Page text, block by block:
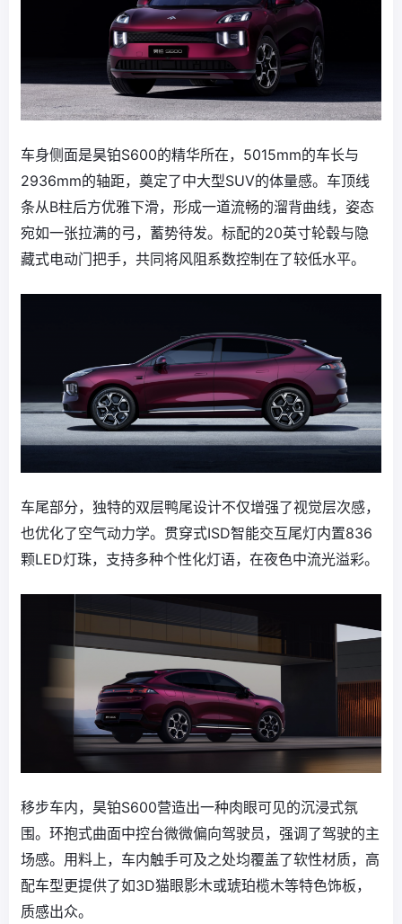
车身侧面是昊铂S600的精华所在，5015mm的车长‌与
2936mm的轴距‌，奠定了中大型SUV的体量感。车顶线
条从B柱后方优雅下滑，形成一道流畅的溜背曲线，姿态
宛如一张拉满的弓，蓄势待发。标配的20英寸轮毂与隐
藏式电动门把手，共同将风阻系数控制在了较低水平。
车尾部分，独特的双层鸭尾设计不仅增强了视觉层次感，
也优化了空气动力学。贯穿式ISD智能交互尾灯内置836
颗LED灯珠，支持多种个性化灯语，在夜色中流光溢彩。
移步车内，昊铂S600营造出一种肉眼可见的沉浸式氛
围。环抱式曲面中控台微微偏向驾驶员，强调了驾驶的主
场感。用料上，车内触手可及之处均覆盖了软性材质，高
配车型更提供了如3D猫眼影木或琥珀榄木等特色饰板，
质感出众。